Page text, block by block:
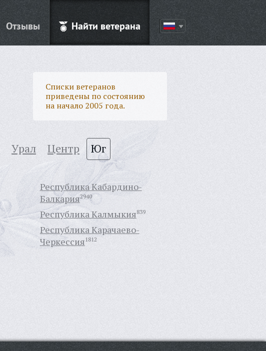
Отзывы Найти ветерана
Списки ветеранов
приведены по состоянию
на начало 2005 года.
Урал Центр Юг
Республика Кабардино-
Балкария2940
Республика Калмыкия839
Республика Карачаево-
Черкессия1812